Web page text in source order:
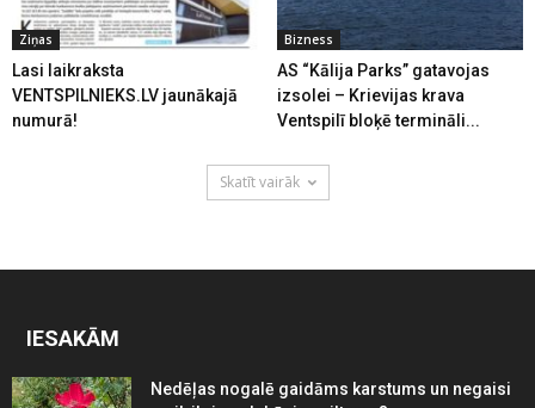
Ziņas
Lasi laikraksta
VENTSPILNIEKS.LV jaunākajā
numurā!
Bizness
AS “Kālija Parks” gatavojas
izsolei – Krievijas krava
Ventspilī bloķē termināli...
Skatīt vairāk
IESAKĀM
Nedēļas nogalē gaidāms karstums un negaisi